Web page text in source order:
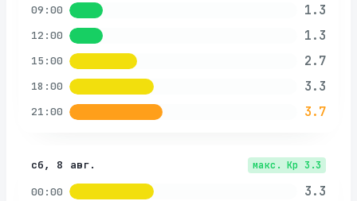
09:00 1.3
12:00 1.3
15:00 2.7
18:00 3.3
21:00 3.7
сб, 8 авг. макс. Kp 3.3
00:00 3.3